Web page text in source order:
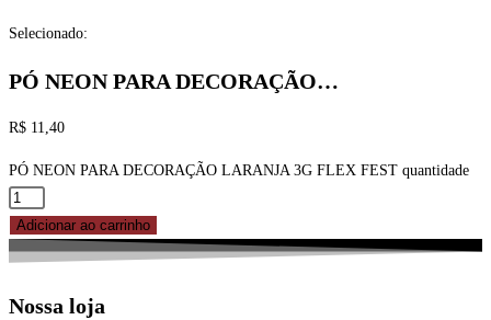
Selecionado:
PÓ NEON PARA DECORAÇÃO…
R$ 11,40
PÓ NEON PARA DECORAÇÃO LARANJA 3G FLEX FEST quantidade
Adicionar ao carrinho
Nossa loja